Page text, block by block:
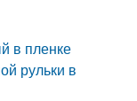
в пленке
рульки в